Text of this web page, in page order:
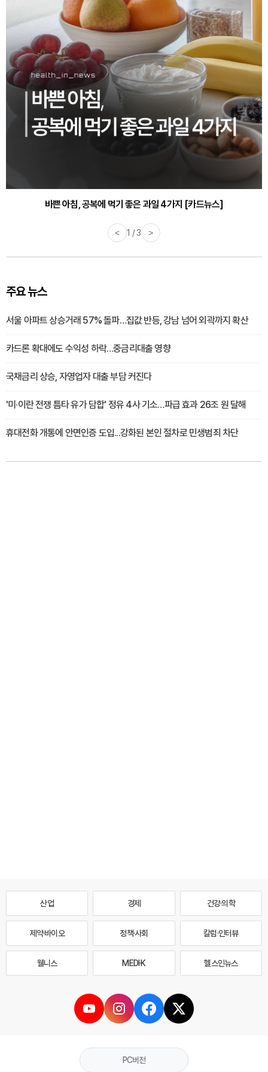
바쁜 아침, 공복에 먹기 좋은 과일 4가지 [카드뉴스]
< 1 / 3 >
주요 뉴스
서울 아파트 상승거래 57% 돌파…집값 반등, 강남 넘어 외곽까지 확산
카드론 확대에도 수익성 하락…중금리대출 영향
국채금리 상승, 자영업자 대출 부담 커진다
'미·이란 전쟁 틈타 유가 담합' 정유 4사 기소…파급 효과 26조 원 달해
휴대전화 개통에 안면인증 도입...강화된 본인 절차로 민생범죄 차단
산업 경제 건강·의학
제약·바이오 정책·사회 칼럼·인터뷰
웰니스 MEDI·K 헬스인뉴스
PC버전